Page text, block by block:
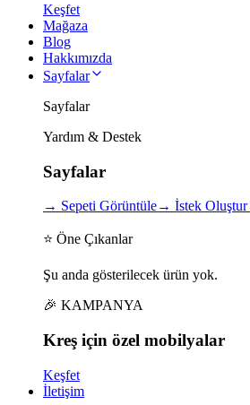
Keşfet
Mağaza
Blog
Hakkımızda
Sayfalar
Sayfalar
Yardım & Destek
Sayfalar
→ Sepeti Görüntüle→ İstek Oluştur
⭐ Öne Çıkanlar
Şu anda gösterilecek ürün yok.
🎉 KAMPANYA
Kreş için özel mobilyalar
Keşfet
İletişim